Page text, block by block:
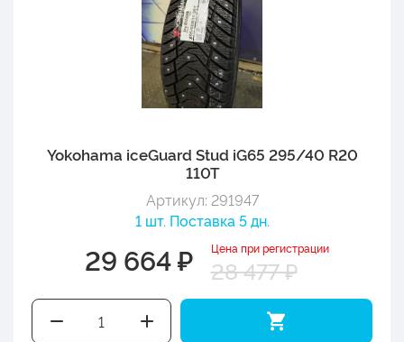
Yokohama iceGuard Stud iG65 295/40 R20
110T
Артикул: 291947
1 шт. Поставка 5 дн.
29 664 ₽ Цена при регистрации
28 477 ₽